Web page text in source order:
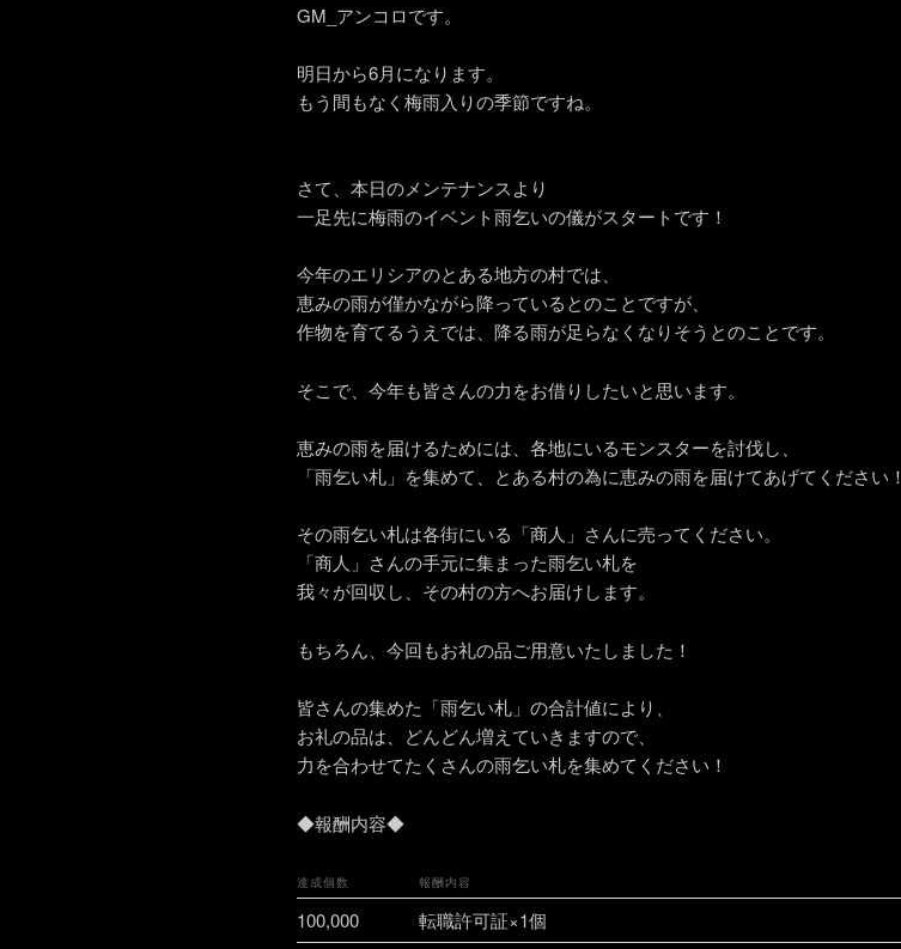
GM_アンコロです。
明日から6月になります。
もう間もなく梅雨入りの季節ですね。
さて、本日のメンテナンスより
一足先に梅雨のイベント雨乞いの儀がスタートです！
今年のエリシアのとある地方の村では、
恵みの雨が僅かながら降っているとのことですが、
作物を育てるうえでは、降る雨が足らなくなりそうとのことです。
そこで、今年も皆さんの力をお借りしたいと思います。
恵みの雨を届けるためには、各地にいるモンスターを討伐し、
「雨乞い札」を集めて、とある村の為に恵みの雨を届けてあげてください！
その雨乞い札は各街にいる「商人」さんに売ってください。
「商人」さんの手元に集まった雨乞い札を
我々が回収し、その村の方へお届けします。
もちろん、今回もお礼の品ご用意いたしました！
皆さんの集めた「雨乞い札」の合計値により、
お礼の品は、どんどん増えていきますので、
力を合わせてたくさんの雨乞い札を集めてください！
◆報酬内容◆
達成個数 報酬内容
100,000
転職許可証×1個